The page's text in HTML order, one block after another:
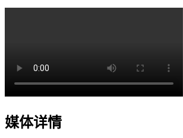
媒体详情